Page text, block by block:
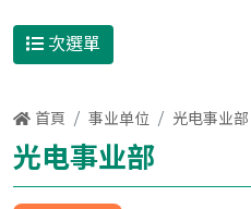
次選單
首頁 事业单位 光电事业部
光电事业部